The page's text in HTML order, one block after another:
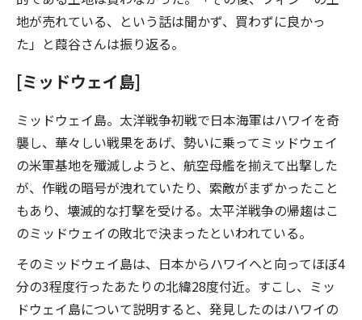
地が売れている、という話は聞かず、買わずに良かっ
た」と葭谷さんは振り返る。
[ミッドウェイ島]
ミッドウェイ島。太洋戦争初戦で日本海軍はハワイを奇
襲し、華々しい戦果をあげ、勢いに乗ってミッドウェイ
の米軍基地を殲滅しようと、航空母艦を揃えて出撃した
が、作戦の暗号が洩れていたり、索敵がまずかったこと
もあり、壊滅的な打撃を受ける。太平洋戦争の帰趨はこ
のミッドウェイの敗北で決まったといわれている。
そのミッドウェイ島は、日本からハワイへと向ってほぼ4
分の3程度行ったあたりの北緯28度付近。すこし、ミッ
ドウェイ島について説明すると、発見したのはハワイの